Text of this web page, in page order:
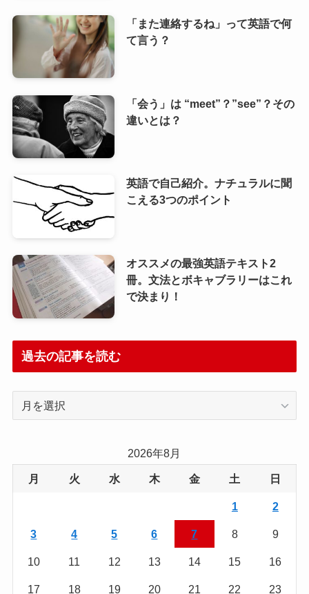
「また連絡するね」って英語で何
て言う？
「会う」は “meet”？”see”？その
違いとは？
英語で自己紹介。ナチュラルに聞
こえる3つのポイント
オススメの最強英語テキスト2
冊。文法とボキャブラリーはこれ
で決まり！
過去の記事を読む
事
2026年8月
月 火 水 木 金 土 日
1 2
3 4 5 6 7 8 9
10 11 12 13 14 15 16
17 18 19 20 21 22 23